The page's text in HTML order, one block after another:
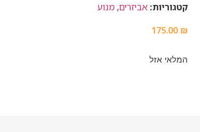
קטגוריות: אביזרים, מנוע
175.00 ₪
המלאי אזל